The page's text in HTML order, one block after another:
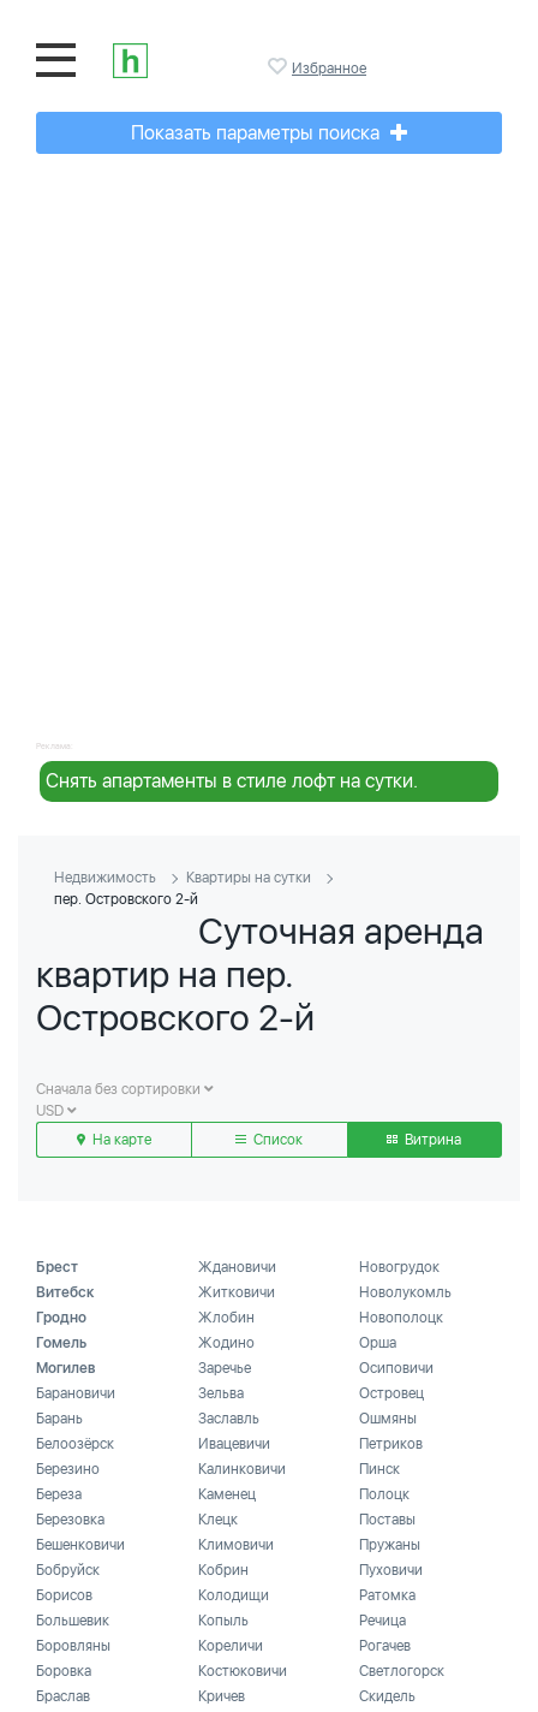
Избранное
Показать параметры поиска
Реклама:
Снять апартаменты в стиле лофт на сутки.
Недвижимость
Квартиры на сутки
пер. Островского 2-й
Суточная аренда
квартир на пер.
Островского 2-й
Сначала без сортировки
USD
На карте
Список Витрина
Брест
Витебск
Гродно
Гомель
Могилев
Барановичи
Барань
Белоозёрск
Березино
Береза
Березовка
Бешенковичи
Бобруйск
Борисов
Большевик
Боровляны
Боровка
Браслав
Ждановичи
Житковичи
Жлобин
Жодино
Заречье
Зельва
Заславль
Ивацевичи
Калинковичи
Каменец
Клецк
Климовичи
Кобрин
Колодищи
Копыль
Кореличи
Костюковичи
Кричев
Новогрудок
Новолукомль
Новополоцк
Орша
Осиповичи
Островец
Ошмяны
Петриков
Пинск
Полоцк
Поставы
Пружаны
Пуховичи
Ратомка
Речица
Рогачев
Светлогорск
Скидель